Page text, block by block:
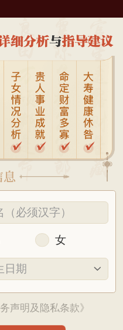
女
务声明及隐私条款》